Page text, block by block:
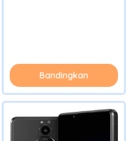
Bandingkan